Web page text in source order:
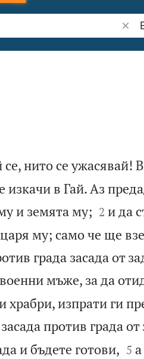
нито се ужасявай!
изкачи в Гай. Аз
и земята му;
2 и да
му; само че ще
града засада от
мъже, за да
храбри, изпрати ги
против града от
и бъдете готови,
5